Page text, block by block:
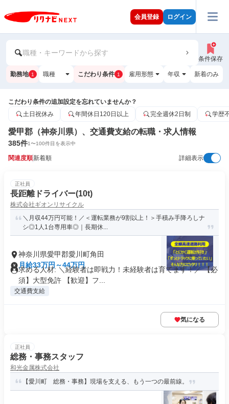
会員登録 ログイン
職種・キーワードから探す
条件保存
勤務地 1 職種 こだわり条件 1 雇用形態 年収 新着のみ
こだわり条件の追加設定を忘れていませんか？
土日祝休み
年間休日120日以上 完全週休2日制 学歴
愛甲郡（神奈川県）、交通費支給の転職・求人情報
385件1〜100件目を表示中
関連度順新着順 詳細表示
正社員
長距離ドライバー(10t)
株式会社ギオンリサイクル
＼月収44万円可能！／＜運転業務が9割以上！＞手積み手降ろしナ
シ◎1人1台専用車◎｜長期休...
神奈川県愛甲郡愛川町角田
月給33万円～44万円
求める人材: ＼経験者は即戦力！未経験者は育てます！／ 【必
須】大型免許 【歓迎】フ...
交通費支給
気になる
正社員
総務・事務スタッフ
和光金属株式会社
【愛川町 総務・事務】現場を支える、もう一つの最前線。